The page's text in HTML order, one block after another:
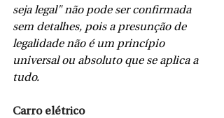
seja legal" não pode ser confirmada
sem detalhes, pois a presunção de
legalidade não é um princípio
universal ou absoluto que se aplica a
tudo.
Carro elétrico